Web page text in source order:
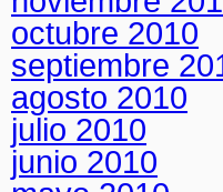
octubre 2010
septiembre
agosto 2010
julio 2010
junio 2010